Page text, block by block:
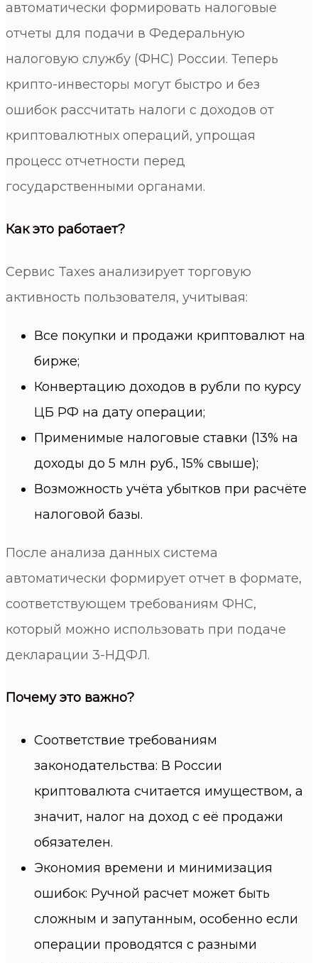
автоматически формировать налоговые
отчеты для подачи в Федеральную
налоговую службу (ФНС) России. Теперь
крипто-инвесторы могут быстро и без
ошибок рассчитать налоги с доходов от
криптовалютных операций, упрощая
процесс отчетности перед
государственными органами.
Как это работает?
Сервис Taxes анализирует торговую
активность пользователя, учитывая:
Все покупки и продажи криптовалют на
бирже;
Конвертацию доходов в рубли по курсу
ЦБ РФ на дату операции;
Применимые налоговые ставки (13% на
доходы до 5 млн руб., 15% свыше);
Возможность учёта убытков при расчёте
налоговой базы.
После анализа данных система
автоматически формирует отчет в формате,
соответствующем требованиям ФНС,
который можно использовать при подаче
декларации 3-НДФЛ.
Почему это важно?
Соответствие требованиям
законодательства: В России
криптовалюта считается имуществом, а
значит, налог на доход с её продажи
обязателен.
Экономия времени и минимизация
ошибок: Ручной расчет может быть
сложным и запутанным, особенно если
операции проводятся с разными